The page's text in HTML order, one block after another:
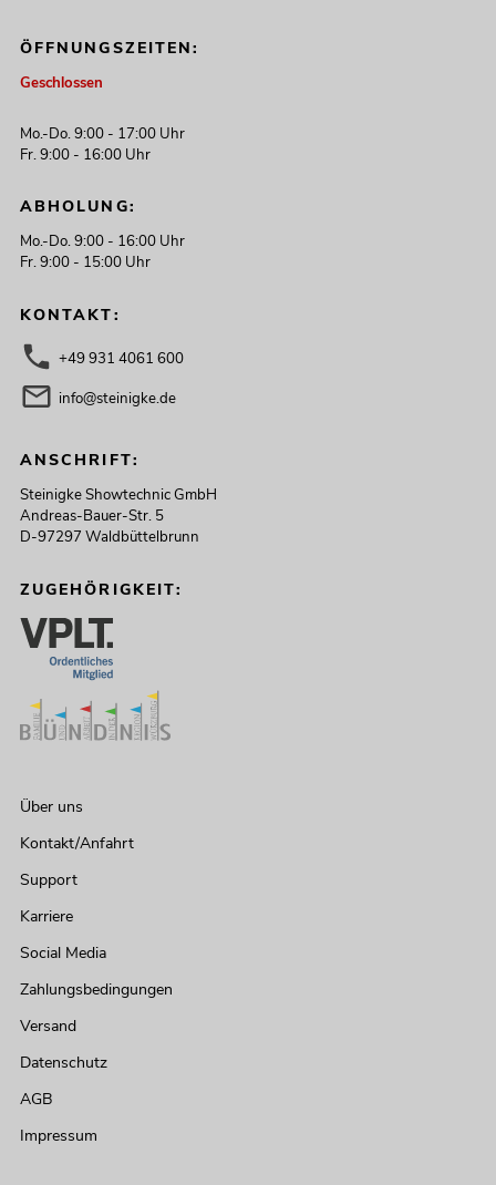
ÖFFNUNGSZEITEN:
Geschlossen
Mo.-Do. 9:00 - 17:00 Uhr
Fr. 9:00 - 16:00 Uhr
ABHOLUNG:
Mo.-Do. 9:00 - 16:00 Uhr
Fr. 9:00 - 15:00 Uhr
KONTAKT:
+49 931 4061 600
info@steinigke.de
ANSCHRIFT:
Steinigke Showtechnic GmbH
Andreas-Bauer-Str. 5
D-97297 Waldbüttelbrunn
ZUGEHÖRIGKEIT:
Über uns
Kontakt/Anfahrt
Support
Karriere
Social Media
Zahlungsbedingungen
Versand
Datenschutz
AGB
Impressum